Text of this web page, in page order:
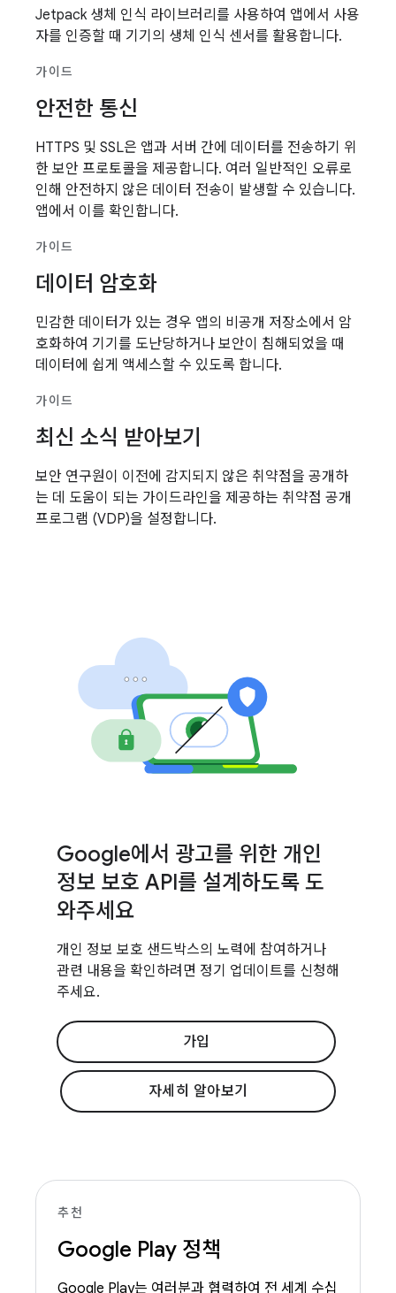
Jetpack 생체 인식 라이브러리를 사용하여 앱에서 사용
자를 인증할 때 기기의 생체 인식 센서를 활용합니다.
가이드
안전한 통신
HTTPS 및 SSL은 앱과 서버 간에 데이터를 전송하기 위
한 보안 프로토콜을 제공합니다. 여러 일반적인 오류로
인해 안전하지 않은 데이터 전송이 발생할 수 있습니다.
앱에서 이를 확인합니다.
가이드
데이터 암호화
민감한 데이터가 있는 경우 앱의 비공개 저장소에서 암
호화하여 기기를 도난당하거나 보안이 침해되었을 때
데이터에 쉽게 액세스할 수 있도록 합니다.
가이드
최신 소식 받아보기
보안 연구원이 이전에 감지되지 않은 취약점을 공개하
는 데 도움이 되는 가이드라인을 제공하는 취약점 공개
프로그램 (VDP)을 설정합니다.
Google에서 광고를 위한 개인
정보 보호 API를 설계하도록 도
와주세요
개인 정보 보호 샌드박스의 노력에 참여하거나
관련 내용을 확인하려면 정기 업데이트를 신청해
주세요.
가입
자세히 알아보기
추천
Google Play 정책
Google Play는 여러분과 협력하여 전 세계 수십